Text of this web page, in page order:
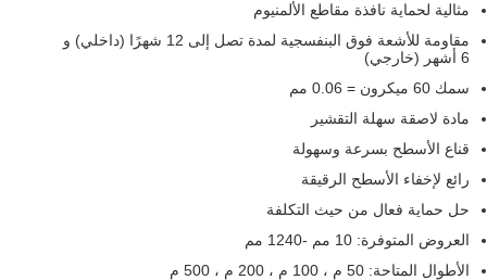
مثالية لحماية نافذة مقاطع الألمنيوم
مقاومة للأشعة فوق البنفسجية لمدة تصل إلى 12 شهرًا (داخلي) و
سمك 60 ميكرون = 0.06 مم
مادة لاصقة سهلة التقشير
قناع الأسطح بسرعة وسهولة
رائع لإخفاء الأسطح الرقيقة
حل حماية فعال من حيث التكلفة
العروض المتوفرة: 10 مم -1240 مم
الأطوال المتاحة: 50 م ، 100 م ، 200 م ، 500 م